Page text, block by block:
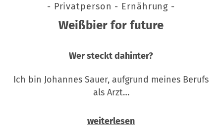
- Privatperson - Ernährung -
Weißbier for future
Wer steckt dahinter?
Ich bin Johannes Sauer, aufgrund meines Berufs
als Arzt…
weiterlesen